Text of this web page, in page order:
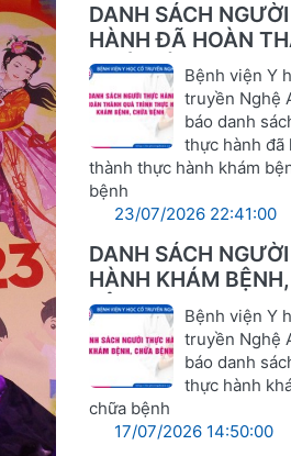
DANH SÁCH
HÀNH ĐÃ HOÀN
QUÁ TRÌNH THỰC
KHÁM BỆNH,
Bệnh viện Y
truyền Nghệ
báo danh
thực hành đã
thành thực hành khám
bệnh
23/07/2026 22:41:00
DANH SÁCH
HÀNH KHÁM
BỆNH
Bệnh viện Y
truyền Nghệ
báo danh
thực hành
chữa bệnh
17/07/2026 14:50:00